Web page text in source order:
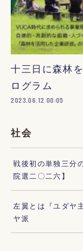
十三日に森林
ログラム
2023.06.12 00:05
社会
戦後初の単独三分
院選二〇二六】
左翼とは『ユダヤ
ヤ派